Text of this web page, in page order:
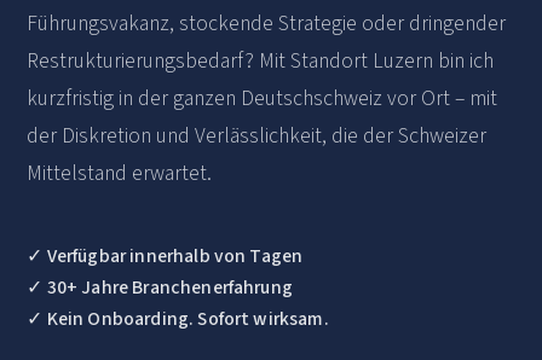
Führungsvakanz, stockende Strategie oder dringender
Restrukturierungsbedarf? Mit Standort Luzern bin ich
kurzfristig in der ganzen Deutschschweiz vor Ort – mit
der Diskretion und Verlässlichkeit, die der Schweizer
Mittelstand erwartet.
✓ Verfügbar innerhalb von Tagen
✓ 30+ Jahre Branchenerfahrung
✓ Kein Onboarding. Sofort wirksam.